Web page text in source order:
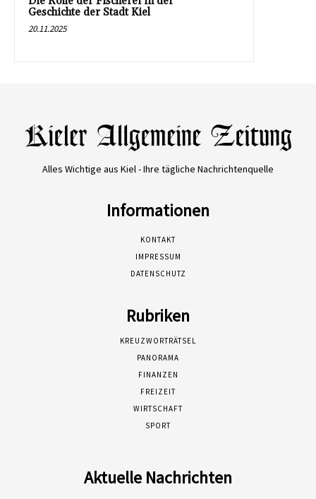
Geschichte der Stadt Kiel
20.11.2025
Alles Wichtige aus Kiel - Ihre tägliche Nachrichtenquelle
Informationen
KONTAKT
IMPRESSUM
DATENSCHUTZ
Rubriken
KREUZWORTRÄTSEL
PANORAMA
FINANZEN
FREIZEIT
WIRTSCHAFT
SPORT
Aktuelle Nachrichten